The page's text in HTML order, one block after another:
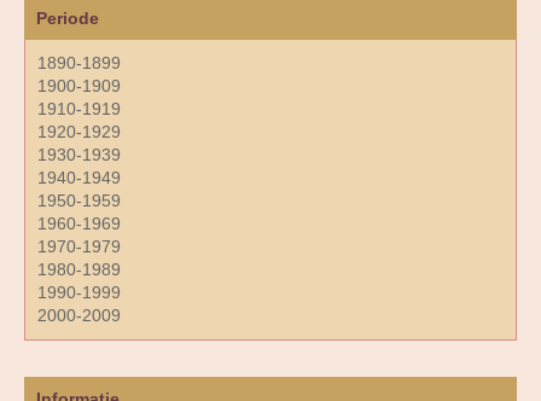
Periode
1890-1899
1900-1909
1910-1919
1920-1929
1930-1939
1940-1949
1950-1959
1960-1969
1970-1979
1980-1989
1990-1999
2000-2009